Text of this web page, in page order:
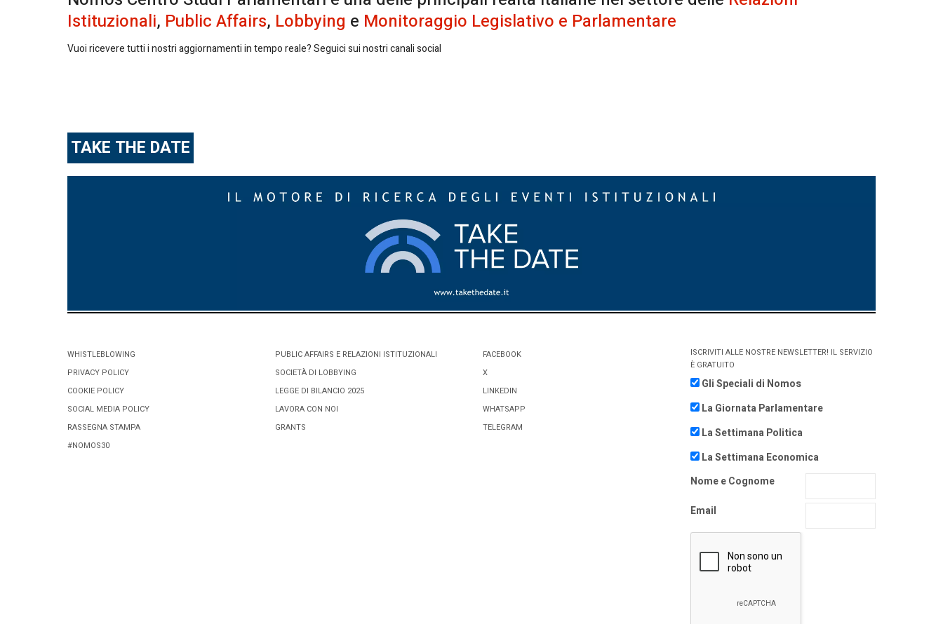
Istituzionali, Public Affairs, Lobbying e Monitoraggio Legislativo e Parlamentare
Vuoi ricevere tutti i nostri aggiornamenti in tempo reale? Seguici sui nostri canali social
TAKE THE DATE
WHISTLEBLOWING
PRIVACY POLICY
COOKIE POLICY
SOCIAL MEDIA POLICY
RASSEGNA STAMPA
#NOMOS30
PUBLIC AFFAIRS E RELAZIONI ISTITUZIONALI
SOCIETÀ DI LOBBYING
LEGGE DI BILANCIO 2025
LAVORA CON NOI
GRANTS
FACEBOOK
X
LINKEDIN
WHATSAPP
TELEGRAM
ISCRIVITI ALLE NOSTRE NEWSLETTER! IL SERVIZIO
È GRATUITO
Gli Speciali di Nomos
La Giornata Parlamentare
La Settimana Politica
La Settimana Economica
Nome e Cognome
Email